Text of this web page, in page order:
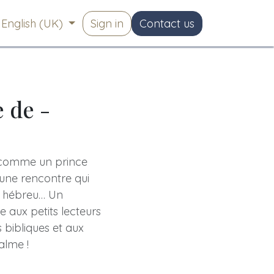
English (UK) Sign in Contact us
de -
un prince
rencontre qui
Un
aux petits lecteurs
et aux
!